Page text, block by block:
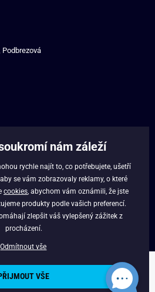
Všechna práva vyhrazena. webdesign ©
litvanyi.sk
nám záleží
rychle najít to, co potřebujete, ušetří
se vám zobrazovaly reklamy, o které
cookies , abychom vám oznámili, že jste
produkty podle vašich preferencí.
zlepšit váš vylepšený zážitek z
procházení.
Odmítnout vše
VŠE